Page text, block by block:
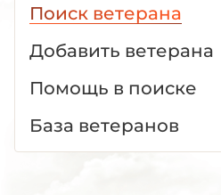
Поиск ветерана
Добавить ветерана
Помощь в поиске
База ветеранов